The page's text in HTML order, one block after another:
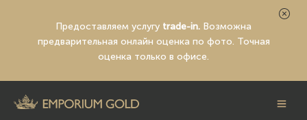
Предоставляем услугу trade-in. Возможна
предварительная онлайн оценка по фото. Точная
оценка только в офисе.